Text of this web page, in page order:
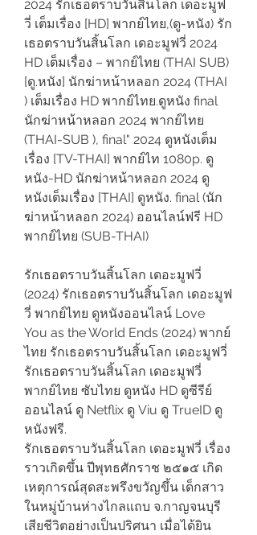
2024 รักเธอตราบวันสิ้นโลก เดอะมูฟ
วี่ เต็มเรื่อง [HD] พากย์ไทย,(ดู-หนัง) รัก
เธอตราบวันสิ้นโลก เดอะมูฟวี่ 2024
HD เต็มเรื่อง – พากย์ไทย (THAI SUB)
[ดู.หนัง] นักฆ่าหน้าหลอก 2024 (THAI
) เต็มเรื่อง HD พากย์ไทย.ดูหนัง final
นักฆ่าหน้าหลอก 2024 พากย์ไทย
(THAI-SUB ), final" 2024 ดูหนังเต็ม
เรื่อง [TV-THAI] พากย์ไท 1080p. ดู
หนัง-HD นักฆ่าหน้าหลอก 2024 ดู
หนังเต็มเรื่อง [THAI] ดูหนัง. final (นัก
ฆ่าหน้าหลอก 2024) ออนไลน์ฟรี HD
พากย์ไทย (SUB-THAI)
รักเธอตราบวันสิ้นโลก เดอะมูฟวี่
(2024) รักเธอตราบวันสิ้นโลก เดอะมูฟ
วี่ พากย์ไทย ดูหนังออนไลน์ Love
You as the World Ends (2024) พากย์
ไทย รักเธอตราบวันสิ้นโลก เดอะมูฟวี่
รักเธอตราบวันสิ้นโลก เดอะมูฟวี่
พากย์ไทย ซับไทย ดูหนัง HD ดูซีรีย์
ออนไลน์ ดู Netflix ดู Viu ดู TrueID ดู
หนังฟรี.
รักเธอตราบวันสิ้นโลก เดอะมูฟวี่ เรื่อง
ราวเกิดขึ้น ปีพุทธศักราช ๒๕๑๕ เกิด
เหตุการณ์สุดสะพรึงขวัญขึ้น เด็กสาว
ในหมู่บ้านห่างไกลแถบ จ.กาญจนบุรี
เสียชีวิตอย่างเป็นปริศนา เมื่อได้ยิน